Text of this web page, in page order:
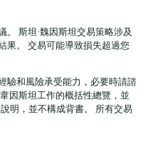
。 斯坦·魏因斯坦交易策略涉及
果。 交易可能導致損失超過您
驗和風險承受能力，必要時請諮
因斯坦工作的概括性總覽，並
明，並不構成背書。 所有交易